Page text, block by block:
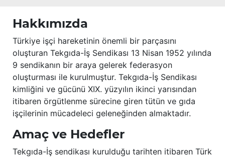
Hakkımızda
Türkiye işçi hareketinin önemli bir parçasını
oluşturan Tekgıda-İş Sendikası 13 Nisan 1952 yılında
9 sendikanın bir araya gelerek federasyon
oluşturması ile kurulmuştur. Tekgıda-İş Sendikası
kimliğini ve gücünü XIX. yüzyılın ikinci yarısından
itibaren örgütlenme sürecine giren tütün ve gıda
işçilerinin mücadeleci geleneğinden almaktadır.
Amaç ve Hedefler
Tekgıda-İş sendikası kurulduğu tarihten itibaren Türk